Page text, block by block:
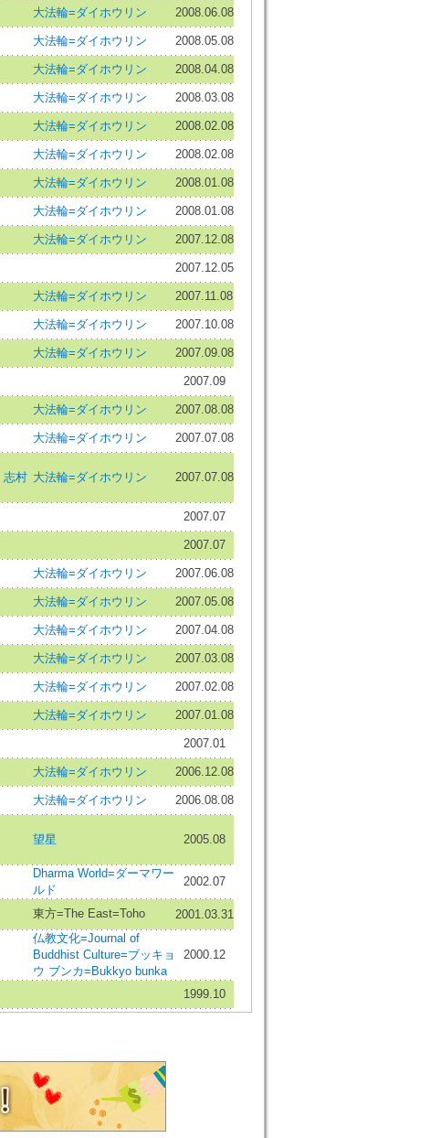
大法輪=ダイホウリン 2008.06.08
大法輪=ダイホウリン 2008.05.08
大法輪=ダイホウリン 2008.04.08
大法輪=ダイホウリン 2008.03.08
大法輪=ダイホウリン 2008.02.08
大法輪=ダイホウリン 2008.02.08
大法輪=ダイホウリン 2008.01.08
大法輪=ダイホウリン 2008.01.08
大法輪=ダイホウリン 2007.12.08
2007.12.05
大法輪=ダイホウリン 2007.11.08
大法輪=ダイホウリン 2007.10.08
大法輪=ダイホウリン 2007.09.08
2007.09
大法輪=ダイホウリン 2007.08.08
大法輪=ダイホウリン 2007.07.08
志村 大法輪=ダイホウリン 2007.07.08
2007.07
2007.07
大法輪=ダイホウリン 2007.06.08
大法輪=ダイホウリン 2007.05.08
大法輪=ダイホウリン 2007.04.08
大法輪=ダイホウリン 2007.03.08
大法輪=ダイホウリン 2007.02.08
大法輪=ダイホウリン 2007.01.08
2007.01
大法輪=ダイホウリン 2006.12.08
大法輪=ダイホウリン
2006.08.08
望星 2005.08
Dharma World=ダーマワー
ルド
2002.07
東方=The East=Toho 2001.03.31
仏教文化=Journal of
Buddhist Culture=ブッキョ
ウ ブンカ=Bukkyo bunka
2000.12
1999.10